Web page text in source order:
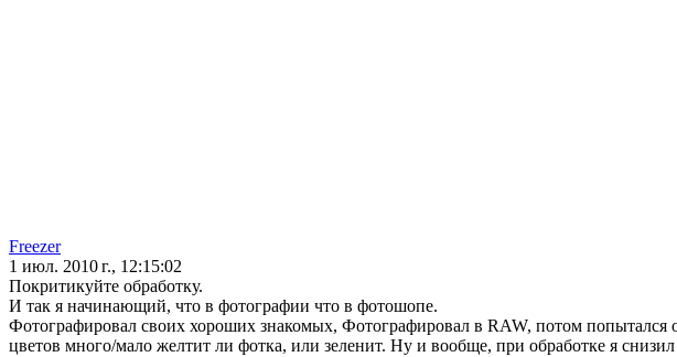
Freezer
1 июл. 2010 г., 12:15:02
Покритикуйте обработку.
И так я начинающий, что в фотографии что в фотошопе.
Фотографировал своих хороших знакомых, Фотографировал в RAW, потом
цветов много/мало желтит ли фотка, или зеленит. Ну и вообще, при обработке я